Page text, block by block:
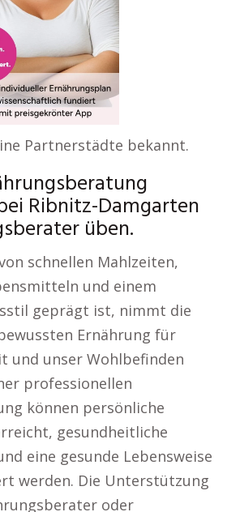
Partnerstädte bekannt.
Ribnitz-Damgarten
üben.
schnellen Mahlzeiten,
und einem
geprägt ist, nimmt die
Ernährung für
und unser Wohlbefinden
professionellen
können persönliche
gesundheitliche
eine gesunde Lebensweise
werden. Die Unterstützung
oder